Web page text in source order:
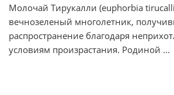
Молочай Тирукалли (euphorbia
вечнозеленый многолетник,
распространение благодаря
условиям произрастания. Родиной ...